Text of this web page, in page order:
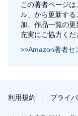
この著者ページ
ル」から更新す
加、作品一覧の
充実にご協力くだ
>>Amazon著者セ
利用規約 プライ